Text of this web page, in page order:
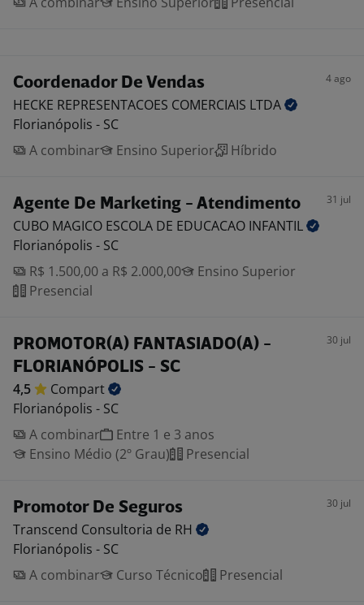
Coordenador De Vendas 4 ago
HECKE REPRESENTACOES COMERCIAIS LTDA
Florianópolis - SC
A combinar
Ensino Superior Híbrido
Agente De Marketing - Atendimento 31 jul
CUBO MAGICO ESCOLA DE EDUCACAO INFANTIL
Florianópolis - SC
R$ 1.500,00 a R$ 2.000,00
Ensino Superior
Presencial
PROMOTOR(A) FANTASIADO(A) -
FLORIANÓPOLIS - SC
30 jul
4,5
Compart
Florianópolis - SC
A combinar
Entre 1 e 3 anos
Ensino Médio (2º Grau)
Presencial
Promotor De Seguros 30 jul
Transcend Consultoria de RH
Florianópolis - SC
A combinar
Curso Técnico Presencial